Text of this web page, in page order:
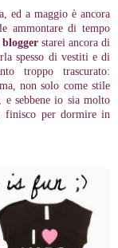
ed a maggio è ancora
ammontare di tempo
starei ancora di
spesso di vestiti e di
troppo trascurato:
non solo come stile
sebbene io sia molto
finisco per dormire in